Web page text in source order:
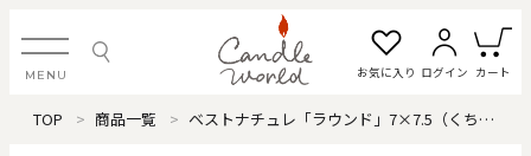
MENU お気に入り ログイン カート
ログイン・新規会員登録
TOP 商品一覧 ベストナチュレ「ラウンド」7×7.5（くちなし）